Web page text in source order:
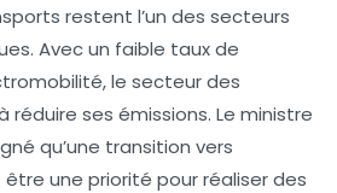
restent l’un des secteurs
Avec un faible taux de
le secteur des
réduire ses émissions. Le ministre
qu’une transition vers
une priorité pour réaliser des